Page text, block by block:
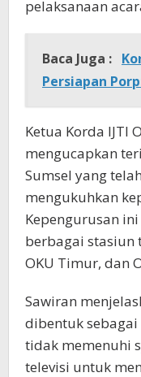
pelaksanaan
Baca Juga :
Persiapan
Ketua Korda IJTI
mengucapkan
Sumsel yang
mengukuhkan
Kepengurusan
berbagai stasiun
OKU Timur, dan
Sawiran
dibentuk sebagai
tidak memenuhi
televisi untuk